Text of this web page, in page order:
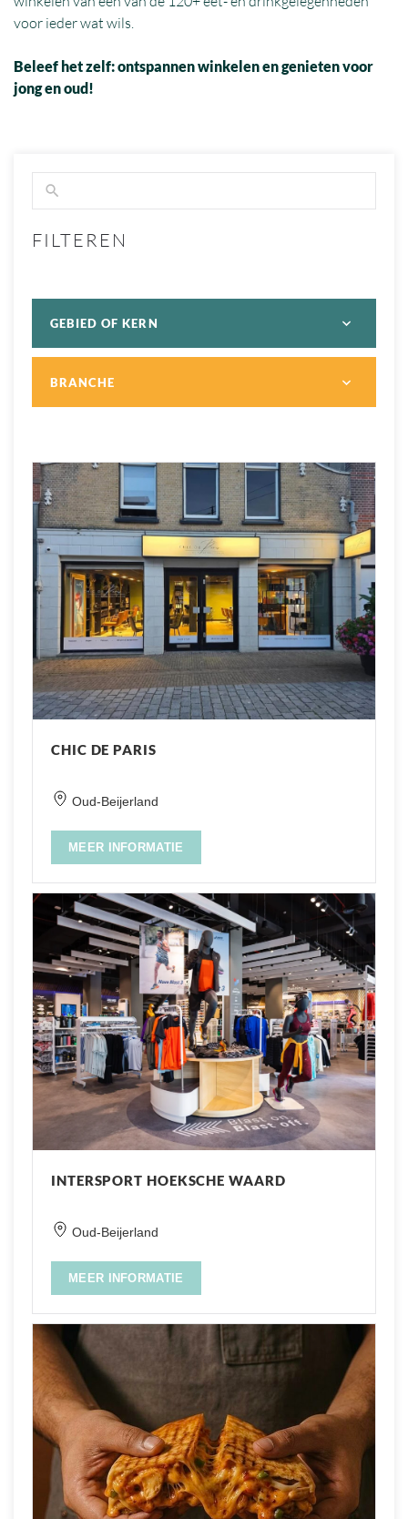
voor ieder wat wils.
Beleef het zelf: ontspannen winkelen en genieten voor
jong en oud!
FILTEREN
GEBIED OF KERN
BRANCHE
CHIC DE PARIS
Oud-Beijerland
MEER INFORMATIE
INTERSPORT HOEKSCHE WAARD
Oud-Beijerland
MEER INFORMATIE